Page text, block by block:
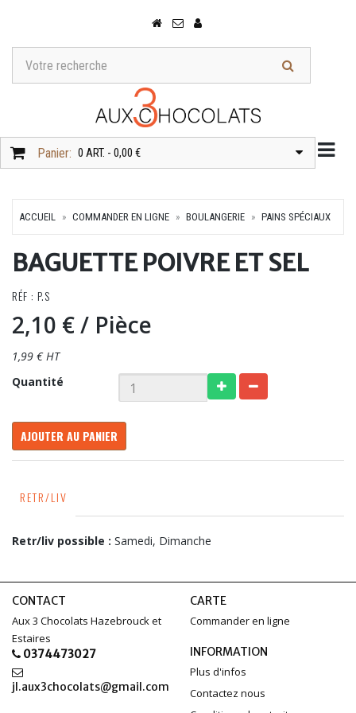
Panier: 0 ART. - 0,00 €
ACCUEIL COMMANDER EN LIGNE BOULANGERIE PAINS SPÉCIAUX
BAGUETTE POIVRE ET SEL
RÉF : P.S
2,10 €/ Pièce
1,99 € HT
Quantité
AJOUTER AU PANIER
RETR/LIV
Retr/liv possible : Samedi, Dimanche
CONTACT
Aux 3 Chocolats Hazebrouck et
Estaires
0374473027
jl.aux3chocolats@gmail.com
CARTE
Commander en ligne
INFORMATION
Plus d'infos
Contactez nous